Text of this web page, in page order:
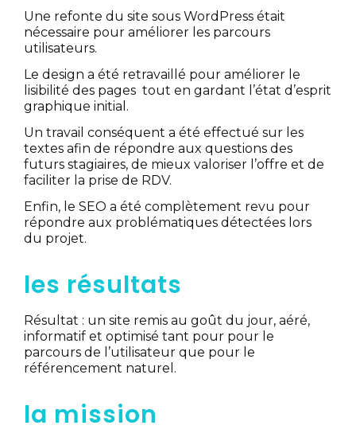
Une refonte du site sous WordPress était
nécessaire pour améliorer les parcours
utilisateurs.
Le design a été retravaillé pour améliorer le
lisibilité des pages tout en gardant l’état d’esprit
graphique initial.
Un travail conséquent a été effectué sur les
textes afin de répondre aux questions des
futurs stagiaires, de mieux valoriser l’offre et de
faciliter la prise de RDV.
Enfin, le SEO a été complètement revu pour
répondre aux problématiques détectées lors
du projet.
les résultats
Résultat : un site remis au goût du jour, aéré,
informatif et optimisé tant pour pour le
parcours de l’utilisateur que pour le
référencement naturel.
la mission